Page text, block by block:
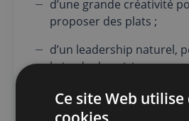
d’une grande créativité
proposer des plats ;
d’un leadership naturel,
brigade de cuisine ;
d’une excellente
collaborer avec les
Ce site Web utilise